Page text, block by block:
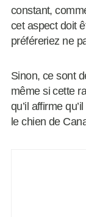
constant,
cet aspect doit
préféreriez ne
Sinon, ce sont
même si cette
qu’il affirme
le chien de